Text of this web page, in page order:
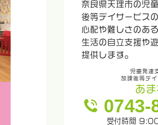
奈良県天理市の児
後等デイサービス
心配や難しさのあ
生活の自立支援や
提供します。
児童発達
放課後等デイ
あま
0743-
受付時間